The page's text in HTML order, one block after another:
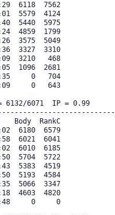
6118  7562
5579  4124
5440  5975
4859  1799
3575  5049
3327  3310
3210   468
1096  2681
0   704
0   643
6132/6071  IP = 0.99
RankC
6180  6579
6021  6041
6010  6185
5704  5722
5383  4519
5193  4584
5066  3347
4603  4820
0     0